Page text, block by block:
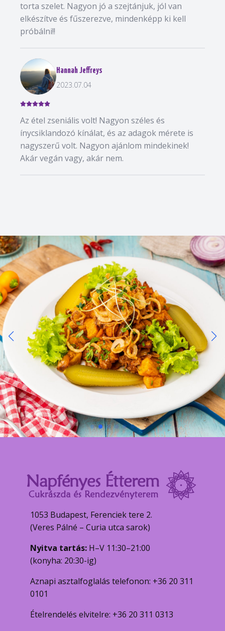
torta szelet. Nagyon jó a szejtánjuk, jól van
elkészítve és fűszerezve, mindenképp ki kell
próbálni!!
Hannah Jeffreys
2023.07.04
Az étel zseniális volt! Nagyon széles és
ínycsiklandozó kínálat, és az adagok mérete is
nagyszerű volt. Nagyon ajánlom mindekinek!
Akár vegán vagy, akár nem.
1053 Budapest, Ferenciek tere 2.
(Veres Pálné – Curia utca sarok)
Nyitva tartás: H–V 11:30–21:00
(konyha: 20:30-ig)
Aznapi asztalfoglalás telefonon: +36 20 311
0101
Ételrendelés elvitelre: +36 20 311 0313